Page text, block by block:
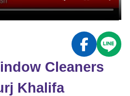
Cleaners
Khalifa